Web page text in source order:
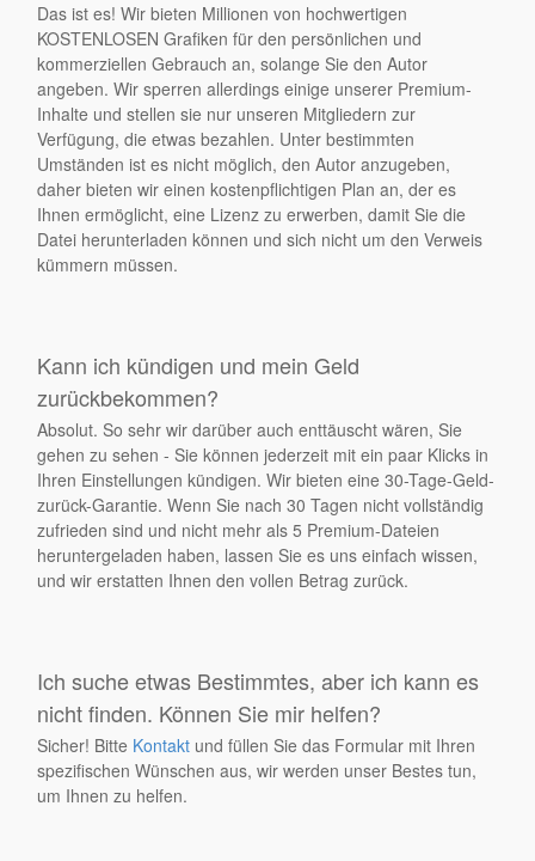
Das ist es! Wir bieten Millionen von hochwertigen
KOSTENLOSEN Grafiken für den persönlichen und
kommerziellen Gebrauch an, solange Sie den Autor
angeben. Wir sperren allerdings einige unserer Premium-
Inhalte und stellen sie nur unseren Mitgliedern zur
Verfügung, die etwas bezahlen. Unter bestimmten
Umständen ist es nicht möglich, den Autor anzugeben,
daher bieten wir einen kostenpflichtigen Plan an, der es
Ihnen ermöglicht, eine Lizenz zu erwerben, damit Sie die
Datei herunterladen können und sich nicht um den Verweis
kümmern müssen.
Kann ich kündigen und mein Geld
zurückbekommen?
Absolut. So sehr wir darüber auch enttäuscht wären, Sie
gehen zu sehen - Sie können jederzeit mit ein paar Klicks in
Ihren Einstellungen kündigen. Wir bieten eine 30-Tage-Geld-
zurück-Garantie. Wenn Sie nach 30 Tagen nicht vollständig
zufrieden sind und nicht mehr als 5 Premium-Dateien
heruntergeladen haben, lassen Sie es uns einfach wissen,
und wir erstatten Ihnen den vollen Betrag zurück.
Ich suche etwas Bestimmtes, aber ich kann es
nicht finden. Können Sie mir helfen?
Sicher! Bitte Kontakt und füllen Sie das Formular mit Ihren
spezifischen Wünschen aus, wir werden unser Bestes tun,
um Ihnen zu helfen.